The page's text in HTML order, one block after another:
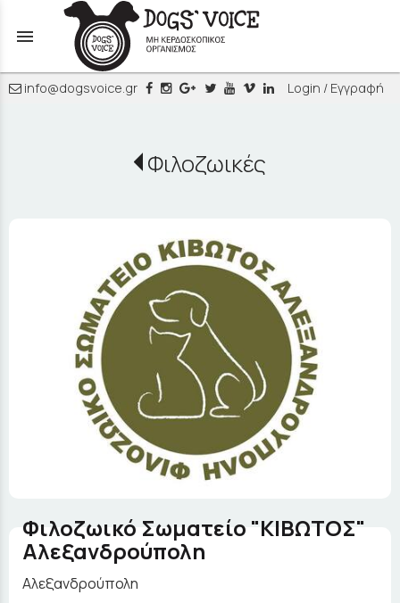
menu
info@dogsvoice.gr Login / Εγγραφή
Φιλοζωικές
Φιλοζωικό Σωματείο "ΚΙΒΩΤΟΣ"
Αλεξανδρούπολη
Αλεξανδρούπολη